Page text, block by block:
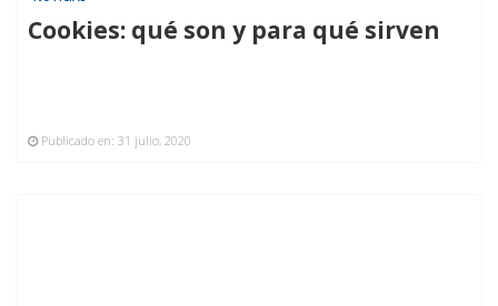
Cookies: qué son y para qué sirven
Publicado en: 31 julio, 2020